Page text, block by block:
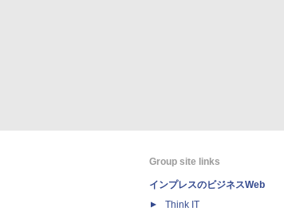
Group site links
インプレスのビジネスWeb
Think IT